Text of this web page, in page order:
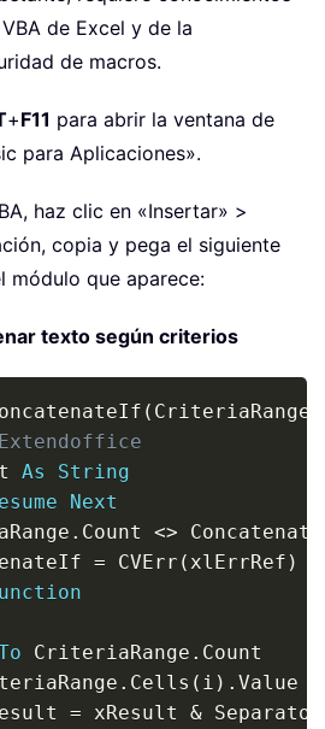
de Excel y de la
de macros.
+F11 para abrir la ventana de
para Aplicaciones».
haz clic en «Insertar» >
copia y pega el siguiente
módulo que aparece:
texto según criterios
( CriteriaRange
As
String
Next
. Count <>
= CVErr ( xlErrRef )
CriteriaRange . Count
. Cells ( i ) . Value
= xResult &
Copy